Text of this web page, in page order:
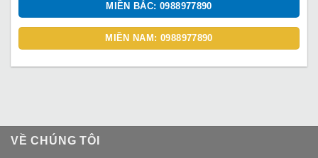
MIỀN BẮC: 0988977890
MIỀN NAM: 0988977890
VỀ CHÚNG TÔI